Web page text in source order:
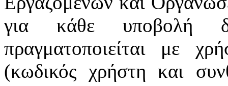
για κάθε υποβολή
πραγματοποιείται με
(κωδικός χρήστη και